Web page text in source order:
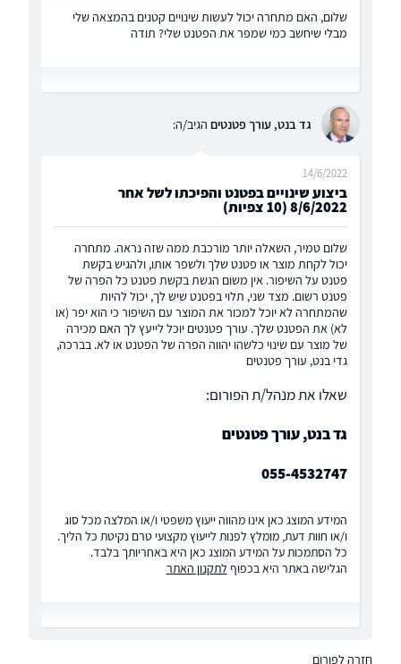
שלום, האם מתחרה יכול לעשות שינויים קטנים בהמצאה שלי
מבלי שיחשב כמי שמפר את הפטנט שלי? תודה
גד בנט, עורך פטנטים הגיב/ה:
ביצוע שינויים בפטנט והפיכתו לשל אחר
8/6/2022 (10 צפיות)
14/6/2022
שלום טמיר, השאלה יותר מורכבת ממה שזה נראה. מתחרה
יכול לקחת מוצר או פטנט שלך ולשפר אותו, ולהגיש בקשת
פטנט על השיפור. אין משום הגשת בקשת פטנט כל הפרה של
פטנט רשום. מצד שני, תלוי בפטנט שיש לך, יכול להיות
שהמתחרה לא יוכל למכור את המוצר עם השיפור כי הוא יפר (או
לא) את הפטנט שלך. עורך פטנטים יוכל לייעץ לך האם מכירה
של מוצר עם שינוי כלשהו יהווה הפרה של הפטנט או לא. בברכה,
גדי בנט, עורך פטנטים
שאלו את מנהל/ת הפורום:
גד בנט, עורך פטנטים
055-4532747
המידע המוצג כאן אינו מהווה ייעוץ משפטי ו/או המלצה מכל סוג
ו/או חוות דעת, מומלץ לפנות לייעוץ מקצועי טרם נקיטת כל הליך.
כל הסתמכות על המידע המוצג כאן היא באחריותך בלבד.
הגלישה באתר היא בכפוף לתקנון האתר
חזרה לפורום